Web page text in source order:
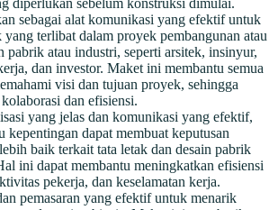
diperlukan sebelum konstruksi dimulai.
sebagai alat komunikasi yang efektif untuk
yang terlibat dalam proyek pembangunan atau
pabrik atau industri, seperti arsitek, insinyur,
dan investor. Maket ini membantu semua
visi dan tujuan proyek, sehingga
dan efisiensi.
yang jelas dan komunikasi yang efektif,
kepentingan dapat membuat keputusan
baik terkait tata letak dan desain pabrik
ini dapat membantu meningkatkan efisiensi
pekerja, dan keselamatan kerja.
pemasaran yang efektif untuk menarik